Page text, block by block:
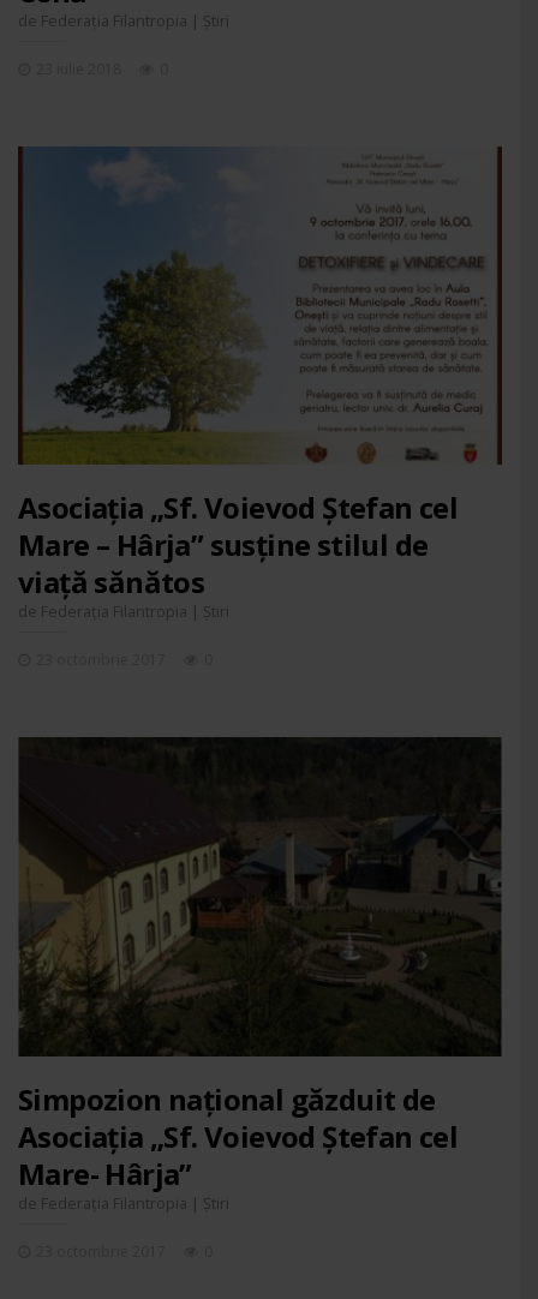
de Federația Filantropia | Știri
Asociația „Sf. Voievod Ștefan cel
Mare – Hârja” susține stilul de
viață sănătos
de Federația Filantropia | Știri
Simpozion național găzduit de
Asociația „Sf. Voievod Ștefan cel
Mare- Hârja”
de Federația Filantropia | Știri